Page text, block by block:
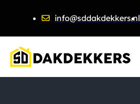
info@sddakdekkers.nl